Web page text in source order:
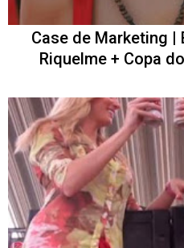
Case de Marketing |
Riquelme + Copa